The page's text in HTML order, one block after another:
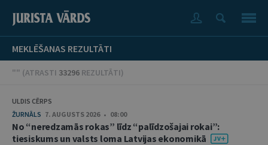
MEKLĒŠANAS REZULTĀTI
"" (ATRASTI 33296 REZULTĀTI)
ULDIS CĒRPS
ŽURNĀLS 7. AUGUSTS 2026 • 08:00
No “neredzamās rokas” līdz “palīdzošajai rokai”:
tiesiskums un valsts loma Latvijas ekonomikā